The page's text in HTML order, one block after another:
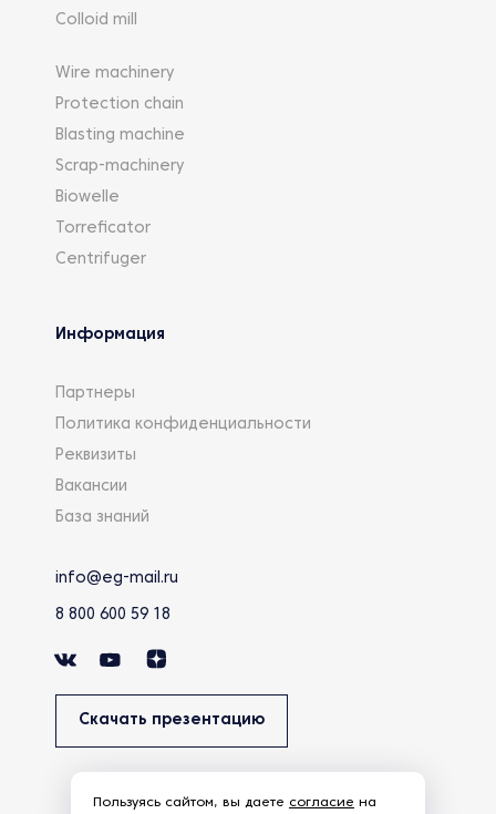
Colloid mill
Wire machinery
Protection chain
Blasting machine
Scrap-machinery
Biowelle
Torreficator
Centrifuger
Информация
Партнеры
Политика конфиденциальности
Реквизиты
Вакансии
База знаний
info@eg-mail.ru
8 800 600 59 18
Скачать презентацию
Пользуясь сайтом, вы даете согласие на